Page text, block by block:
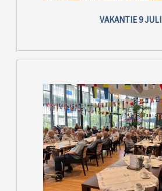
VAKANTIE 9 JULI